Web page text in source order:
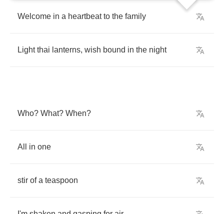
Welcome in a heartbeat to the family
Light thai lanterns, wish bound in the night
Who? What? When?
All in one
stir of a teaspoon